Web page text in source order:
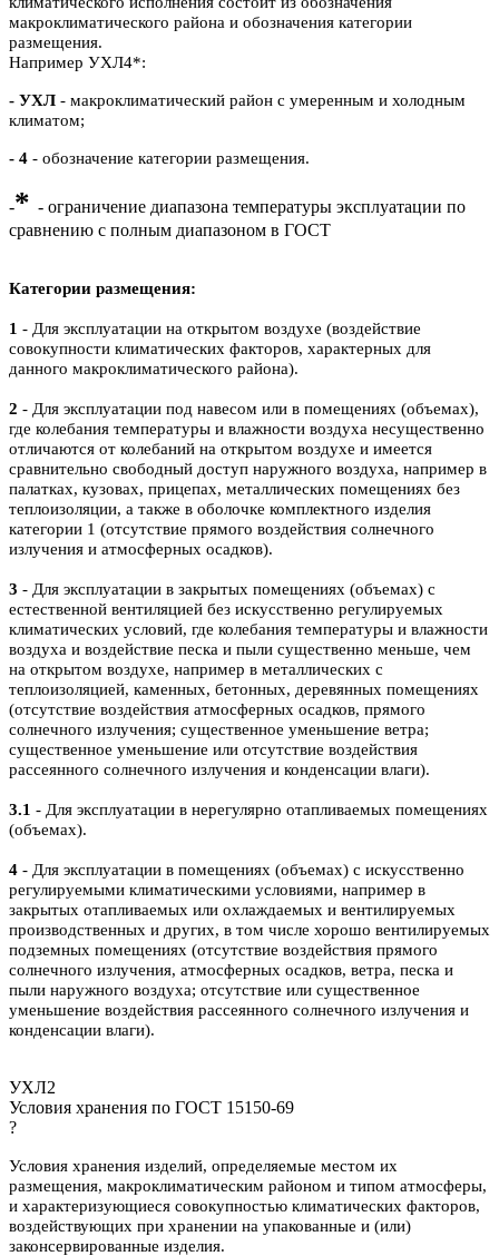
макроклиматического района и обозначения категории
размещения.
Например УХЛ4*:
- УХЛ - макроклиматический район с умеренным и холодным
климатом;
- 4 - обозначение категории размещения.
-* - ограничение диапазона температуры эксплуатации по
сравнению с полным диапазоном в ГОСТ
Категории размещения:
1 - Для эксплуатации на открытом воздухе (воздействие
совокупности климатических факторов, характерных для
данного макроклиматического района).
2 - Для эксплуатации под навесом или в помещениях (объемах),
где колебания температуры и влажности воздуха несущественно
отличаются от колебаний на открытом воздухе и имеется
сравнительно свободный доступ наружного воздуха, например в
палатках, кузовах, прицепах, металлических помещениях без
теплоизоляции, а также в оболочке комплектного изделия
категории 1 (отсутствие прямого воздействия солнечного
излучения и атмосферных осадков).
3 - Для эксплуатации в закрытых помещениях (объемах) с
естественной вентиляцией без искусственно регулируемых
климатических условий, где колебания температуры и влажности
воздуха и воздействие песка и пыли существенно меньше, чем
на открытом воздухе, например в металлических с
теплоизоляцией, каменных, бетонных, деревянных помещениях
(отсутствие воздействия атмосферных осадков, прямого
солнечного излучения; существенное уменьшение ветра;
существенное уменьшение или отсутствие воздействия
рассеянного солнечного излучения и конденсации влаги).
3.1 - Для эксплуатации в нерегулярно отапливаемых помещениях
(объемах).
4 - Для эксплуатации в помещениях (объемах) с искусственно
регулируемыми климатическими условиями, например в
закрытых отапливаемых или охлаждаемых и вентилируемых
производственных и других, в том числе хорошо вентилируемых
подземных помещениях (отсутствие воздействия прямого
солнечного излучения, атмосферных осадков, ветра, песка и
пыли наружного воздуха; отсутствие или существенное
уменьшение воздействия рассеянного солнечного излучения и
конденсации влаги).
УХЛ2
Условия хранения по ГОСТ 15150-69
?
Условия хранения изделий, определяемые местом их
размещения, макроклиматическим районом и типом атмосферы,
и характеризующиеся совокупностью климатических факторов,
воздействующих при хранении на упакованные и (или)
законсервированные изделия.